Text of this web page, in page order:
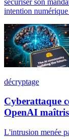
sécuriser son
intention
décryptage
Cyberattaque
OpenAI
L'intrusion menée